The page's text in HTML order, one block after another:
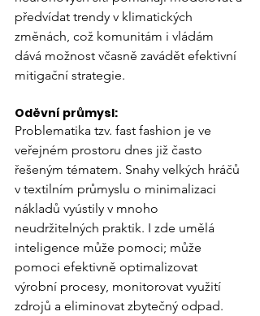
předvídat trendy v klimatických
změnách, což komunitám i vládám
dává možnost včasně zavádět efektivní
mitigační strategie.
Oděvní průmysl:
Problematika tzv. fast fashion je ve
veřejném prostoru dnes již často
řešeným tématem. Snahy velkých hráčů
v textilním průmyslu o minimalizaci
nákladů vyústily v mnoho
neudržitelných praktik. I zde umělá
inteligence může pomoci; může
pomoci efektivně optimalizovat
výrobní procesy, monitorovat využití
zdrojů a eliminovat zbytečný odpad.